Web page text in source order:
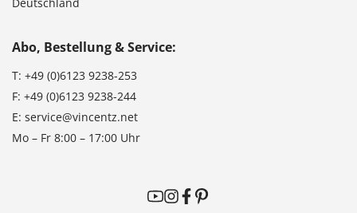
Abo, Bestellung & Service:
T: +49 (0)6123 9238-253
F: +49 (0)6123 9238-244
E: service@vincentz.net
Mo – Fr 8:00 – 17:00 Uhr